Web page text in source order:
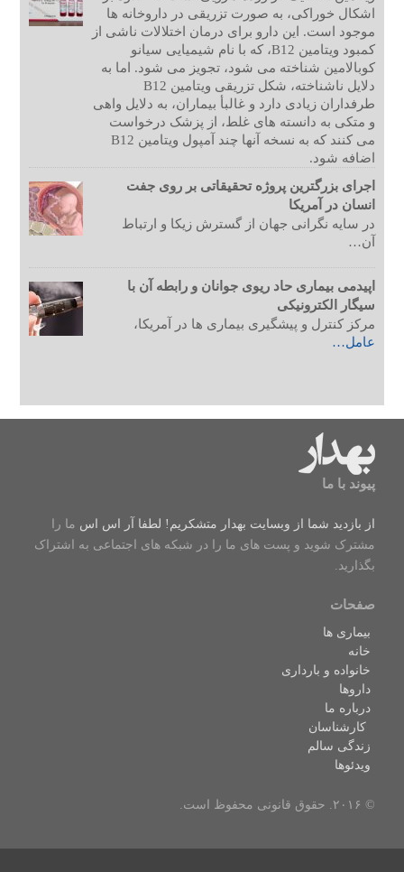
اشکال خوراکی، به صورت تزریقی در داروخانه ها
موجود است. این دارو برای درمان اختلالات ناشی از
کمبود ویتامین B12، که با نام شیمیایی سیانو
کوبالامین شناخته می شود، تجویز می شود. اما به
دلایل ناشناخته، شکل تزریقی ویتامین B12
طرفداران زیادی دارد و غالبأ بیماران، به دلایل واهی
و متکی به دانسته های غلط، از پزشک درخواست
می کنند که به نسخه آنها چند آمپول ویتامین B12
اضافه شود.
اجرای بزرگترین پروژه تحقیقاتی بر روی جفت
انسان در آمریکا
در سایه نگرانی جهان از گسترش زیکا و ارتباط
آن…
اپیدمی بیماری حاد ریوی جوانان و رابطه آن با
سیگار الکترونیکی
مرکز کنترل و پیشگیری بیماری ها در آمریکا،
عامل…
پیوند با ما
از بازدید شما از وبسایت بهدار متشکریم! لطفا آر اس اس ما را
مشترک شوید و پست های ما را در شبکه های اجتماعی به اشتراک
بگذارید.
صفحات
بیماری ها
خانه
خانواده و بارداری
داروها
درباره ما
کارشناسان
زندگی سالم
ویدئوها
© ۲۰۱۶. حقوق قانونی محفوظ است.